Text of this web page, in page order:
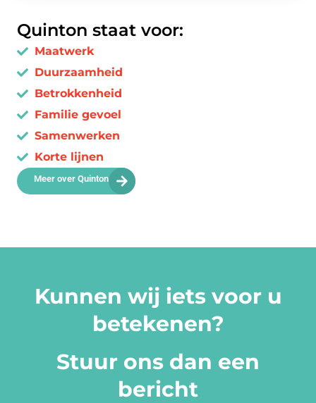
Quinton staat voor:
Maatwerk
Duurzaamheid
Betrokkenheid
Familie gevoel
Samenwerken
Korte lijnen
Meer over Quinton
Kunnen wij iets voor u
betekenen?
Stuur ons dan een
bericht